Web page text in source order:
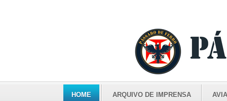
HOME ARQUIVO DE IMPRENSA